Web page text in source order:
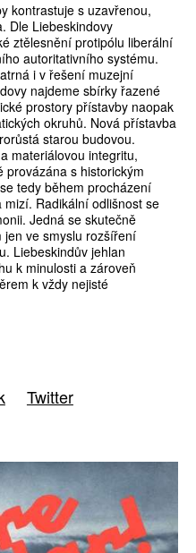
kontrastuje s uzavřenou,
Dle Liebeskindovy
ztělesnění protipólu liberální
autoritativního systému.
i v řešení muzejní
najdeme sbírky řazené
prostory přístavby naopak
okruhů. Nová přístavba
starou budovou.
materiálovou integritu,
provázána s historickým
tedy během procházení
Radikální odlišnost se
Jedná se skutečně
jen ve smyslu rozšíření
Liebeskindův jehlan
k minulosti a zároveň
k vždy nejisté
Twitter